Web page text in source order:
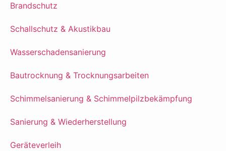
Brandschutz
Schallschutz & Akustikbau
Wasserschadensanierung
Bautrocknung & Trocknungsarbeiten
Schimmelsanierung & Schimmelpilzbekämpfung
Sanierung & Wiederherstellung
Geräteverleih